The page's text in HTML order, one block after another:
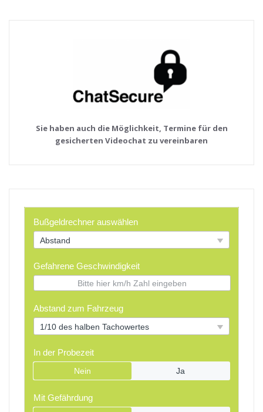
Sie haben auch die Möglichkeit, Termine für den
gesicherten Videochat zu vereinbaren